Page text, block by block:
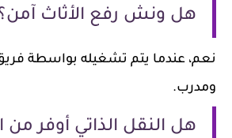
هل ونش رفع الأثاث
نعم، عندما يتم تشغيله بواسطة
ومدرب.
هل النقل الذاتي أوفر